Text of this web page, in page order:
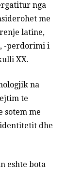
nga
me
latine,
-perdorimi i
XX.
na
te
sotem me
dhe
eshte bota